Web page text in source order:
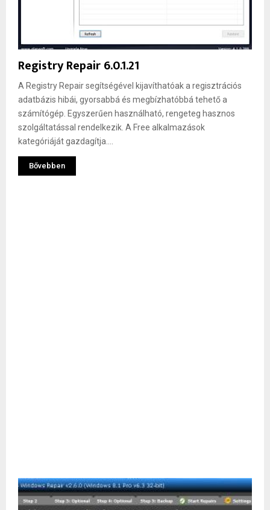
Registry Repair 6.0.1.21
A Registry Repair segítségével kijavíthatóak a regisztrációs
adatbázis hibái, gyorsabbá és megbízhatóbbá tehető a
számítógép. Egyszerűen használható, rengeteg hasznos
szolgáltatással rendelkezik. A Free alkalmazások
kategóriáját gazdagítja....
Bővebben